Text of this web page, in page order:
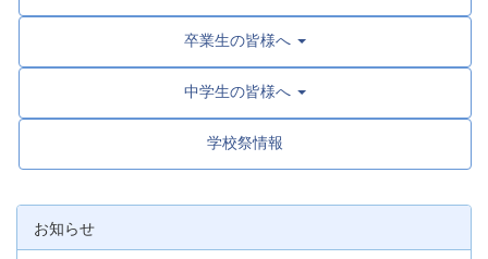
卒業生の皆様へ
中学生の皆様へ
学校祭情報
お知らせ